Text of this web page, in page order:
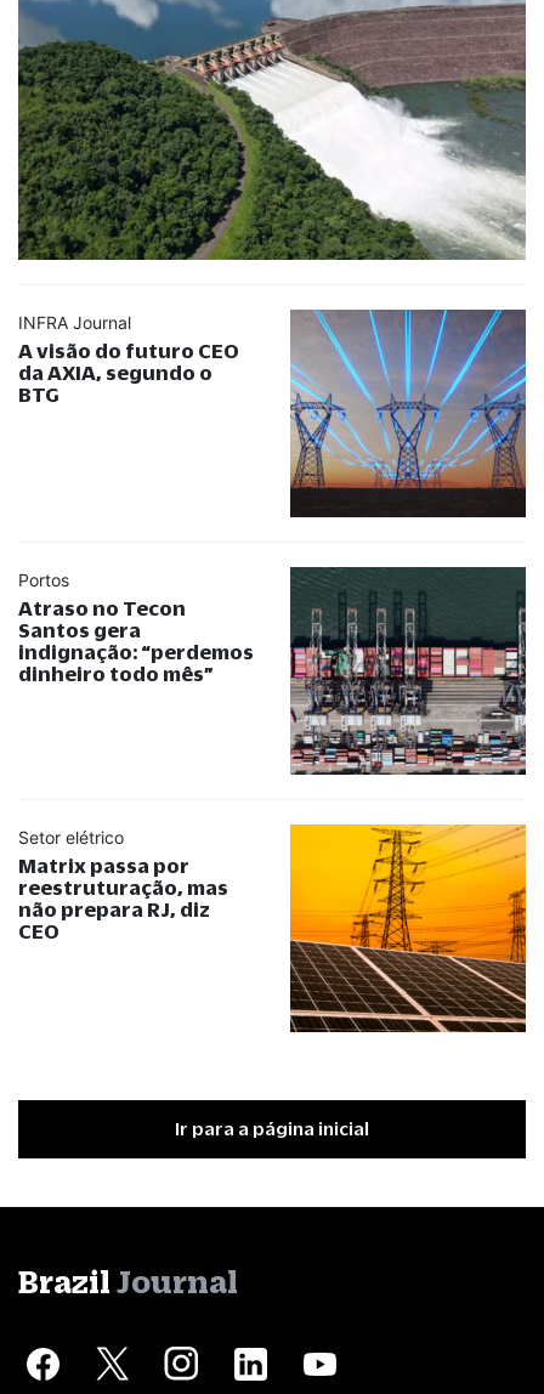
INFRA Journal
A visão do futuro CEO
da AXIA, segundo o
BTG
Portos
Atraso no Tecon
Santos gera
indignação: “perdemos
dinheiro todo mês”
Setor elétrico
Matrix passa por
reestruturação, mas
não prepara RJ, diz
CEO
Ir para a página inicial
Brazil Journal